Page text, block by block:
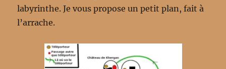
labyrinthe. Je vous propose un petit plan, fait à
l’arrache.